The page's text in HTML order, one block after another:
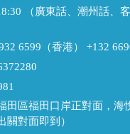
（廣東話、潮州話、
6599（香港） +132
田區福田口岸正對面，海
關對面即到）